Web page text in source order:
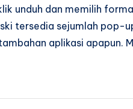
unduh dan memilih
tersedia sejumlah pop-
aplikasi apapun.